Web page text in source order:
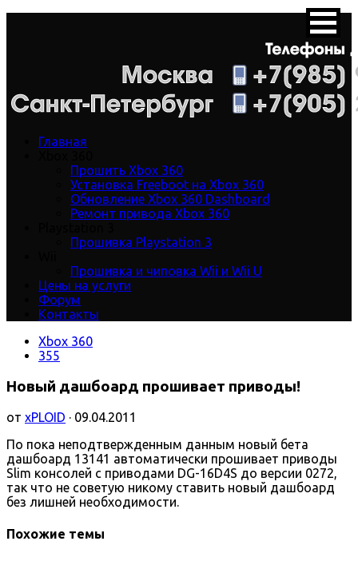
Главная
Прошить Xbox 360
Установка Freeboot на Xbox 360
Обновление Xbox 360 Dashboard
Ремонт привода Xbox 360
Прошивка Playstation 3
Прошивка и чиповка Wii и Wii U
Цены на услуги
Форум
Контакты
Xbox 360
355
Новый дашбоард прошивает приводы!
от xPLOID · 09.04.2011
По пока неподтвержденным данным новый бета
дашбоард 13141 автоматически прошивает приводы
Slim консолей с приводами DG-16D4S до версии 0272,
так что не советую никому ставить новый дашбоард
без лишней необходимости.
Похожие темы